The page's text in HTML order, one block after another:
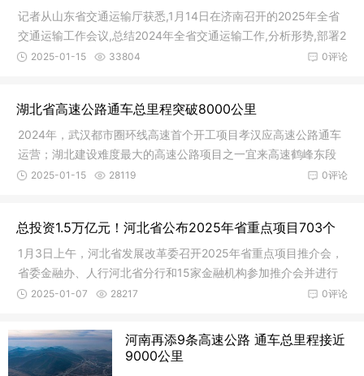
记者从山东省交通运输厅获悉,1月14日在济南召开的2025年全省
交通运输工作会议,总结2024年全省交通运输工作,分析形势,部署2
025年
0评论
2025-01-15 33804
湖北省高速公路通车总里程突破8000公里
2024年，武汉都市圈环线高速首个开工项目孝汉应高速公路通车
运营；湖北建设难度最大的高速公路项目之一宜来高速鹤峰东段
通车运营
0评论
2025-01-15 28119
总投资1.5万亿元！河北省公布2025年省重点项目703个
1月3日上午，河北省发展改革委召开2025年省重点项目推介会，
省委金融办、人行河北省分行和15家金融机构参加推介会并进行
座谈。经
0评论
2025-01-07 28217
河南再添9条高速公路 通车总里程接近
9000公里